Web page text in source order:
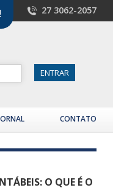
27 3062-2057
CONTATO
O QUE É O